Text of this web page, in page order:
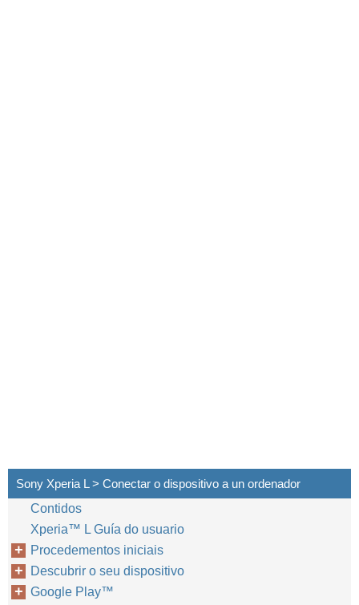
Sony Xperia L > Conectar o dispositivo a un ordenador
Contidos
Xperia™‎ L Guía do usuario
Procedementos iniciais
Descubrir o seu dispositivo
Google Play™‎